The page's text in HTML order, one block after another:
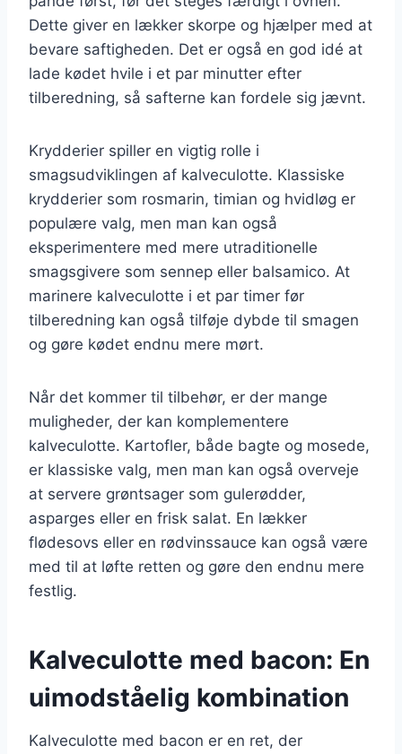
Dette giver en lækker skorpe og hjælper med at
bevare saftigheden. Det er også en god idé at
lade kødet hvile i et par minutter efter
tilberedning, så safterne kan fordele sig jævnt.
Krydderier spiller en vigtig rolle i
smagsudviklingen af kalveculotte. Klassiske
krydderier som rosmarin, timian og hvidløg er
populære valg, men man kan også
eksperimentere med mere utraditionelle
smagsgivere som sennep eller balsamico. At
marinere kalveculotte i et par timer før
tilberedning kan også tilføje dybde til smagen
og gøre kødet endnu mere mørt.
Når det kommer til tilbehør, er der mange
muligheder, der kan komplementere
kalveculotte. Kartofler, både bagte og mosede,
er klassiske valg, men man kan også overveje
at servere grøntsager som gulerødder,
asparges eller en frisk salat. En lækker
flødesovs eller en rødvinssauce kan også være
med til at løfte retten og gøre den endnu mere
festlig.
Kalveculotte med bacon: En
uimodståelig kombination
Kalveculotte med bacon er en ret, der